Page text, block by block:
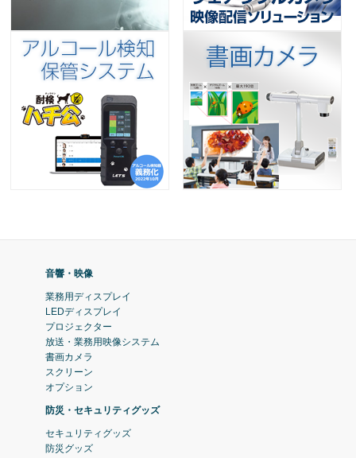
音響・映像
業務用ディスプレイ
LEDディスプレイ
プロジェクター
放送・業務用映像システム
書画カメラ
スクリーン
オプション
防災・セキュリティグッズ
セキュリティグッズ
防災グッズ